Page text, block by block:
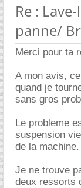
Re :
panne/
Merci pour ta
A mon avis,
quand je
sans gros
Le probleme
suspension
de la machine.
Je ne trouve
deux ressorts